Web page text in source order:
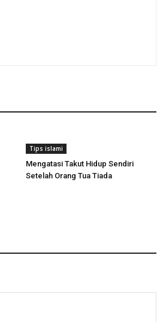
Tips islami
Mengatasi Takut Hidup Sendiri
Setelah Orang Tua Tiada